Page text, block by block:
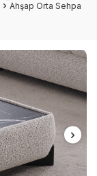
Ahşap Orta Sehpa